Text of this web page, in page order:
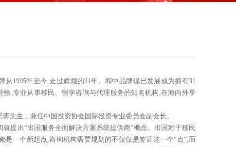
从1995年至今,走过辉煌的31年。和中品牌现已发展成为拥有31
验,专业从事移民、留学咨询与代理服务的知名机构,在海内外享
先生，兼任中国投资协会国际投资专业委员会副会长。
就提出“出国服务全面解决方案系统提供商”概念。出国对于移民
是一个新起点,咨询机构需要规划的不仅仅是签证这一个“点”,而